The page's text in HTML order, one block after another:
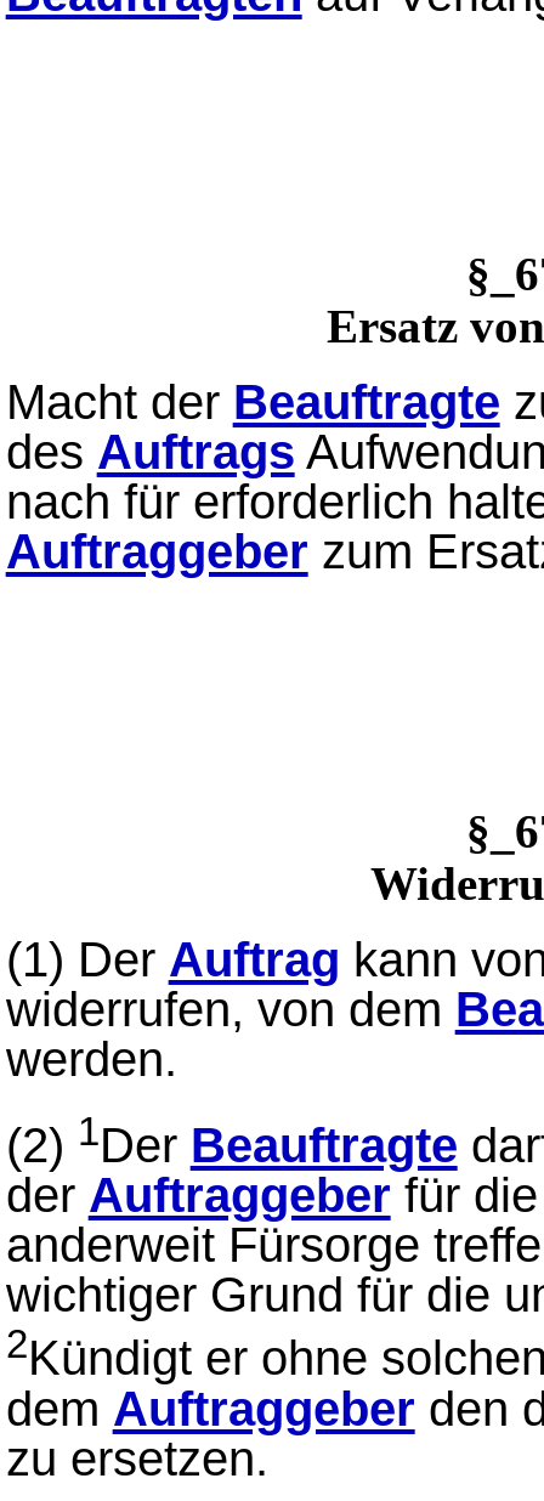
Ersatz
Macht der Beauftragte
des Auftrags
nach für erforderlich
Auftraggeber zum
(1) Der Auftrag kann
widerrufen, von dem
werden.
(2) 1Der Beauftragte
der Auftraggeber für
anderweit Fürsorge
wichtiger Grund für die
2Kündigt er ohne
dem Auftraggeber den
zu ersetzen.